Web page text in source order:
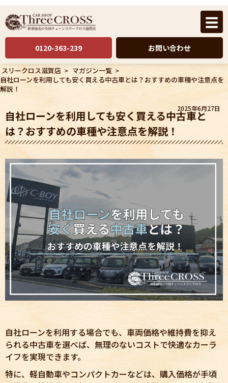
☰
0120-363-239 お問い合わせ
スリークロス滋賀店 > マガジン一覧 >
自社ローンを利用しても安く買える中古車とは？おすすめの車種や注意点を
解説！
2025年6月27日
自社ローンを利用しても安く買える中古車と
は？おすすめの車種や注意点を解説！
自社ローンを利用する場合でも、車両価格や維持費を抑え
られる中古車を選べば、無理のないコストで快適なカーラ
イフを実現できます。
特に、軽自動車やコンパクトカーなどは、購入価格が手頃